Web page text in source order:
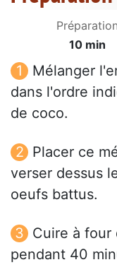
Préparation
10 min
Mélanger
dans l'ordre
de coco.
Placer ce
verser dessus
oeufs battus.
Cuire à four
pendant 40